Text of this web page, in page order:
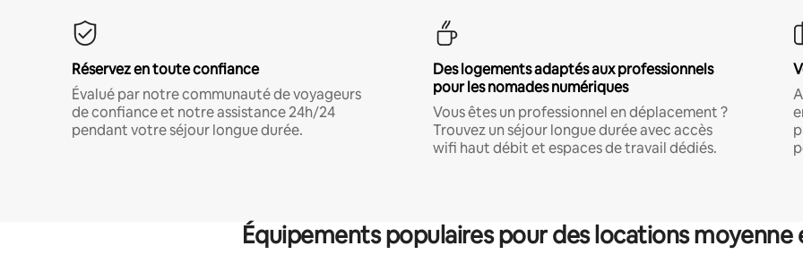
Réservez en toute confiance
Évalué par notre communauté de voyageurs
de confiance et notre assistance 24h/24
pendant votre séjour longue durée.
Des logements adaptés aux professionnels
pour les nomades numériques
Vous êtes un professionnel en déplacement ?
Trouvez un séjour longue durée avec accès
wifi haut débit et espaces de travail dédiés.
Équipements populaires pour des locations